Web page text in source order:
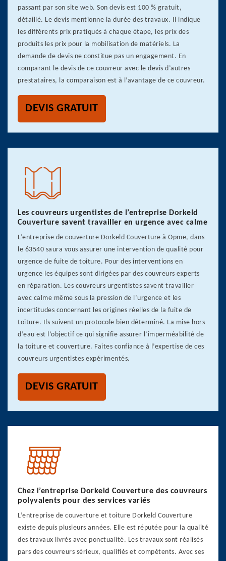
passant par son site web. Son devis est 100 % gratuit,
détaillé. Le devis mentionne la durée des travaux. Il indique
les différents prix pratiqués à chaque étape, les prix des
produits les prix pour la mobilisation de matériels. La
demande de devis ne constitue pas un engagement. En
comparant le devis de ce couvreur avec le devis d’autres
prestataires, la comparaison est à l’avantage de ce couvreur.
DEVIS GRATUIT
Les couvreurs urgentistes de l’entreprise Dorkeld
Couverture savent travailler en urgence avec calme
L’entreprise de couverture Dorkeld Couverture à Opme, dans
le 63540 saura vous assurer une intervention de qualité pour
urgence de fuite de toiture. Pour des interventions en
urgence les équipes sont dirigées par des couvreurs experts
en réparation. Les couvreurs urgentistes savent travailler
avec calme même sous la pression de l’urgence et les
incertitudes concernant les origines réelles de la fuite de
toiture. Ils suivent un protocole bien déterminé. La mise hors
d’eau est l’objectif ce qui signifie assurer l’imperméabilité de
la toiture et couverture. Faites confiance à l’expertise de ces
couvreurs urgentistes expérimentés.
DEVIS GRATUIT
Chez l’entreprise Dorkeld Couverture des couvreurs
polyvalents pour des services variés
L’entreprise de couverture et toiture Dorkeld Couverture
existe depuis plusieurs années. Elle est réputée pour la qualité
des travaux livrés avec ponctualité. Les travaux sont réalisés
pars des couvreurs sérieux, qualifiés et compétents. Avec ses